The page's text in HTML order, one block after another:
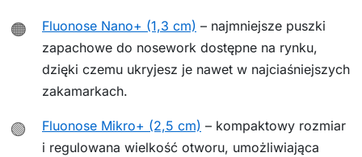
🟠 Fluonose Nano+ (1,3 cm) – najmniejsze puszki
zapachowe do nosework dostępne na rynku,
dzięki czemu ukryjesz je nawet w najciaśniejszych
zakamarkach.
🟢 Fluonose Mikro+ (2,5 cm) – kompaktowy rozmiar
i regulowana wielkość otworu, umożliwiająca